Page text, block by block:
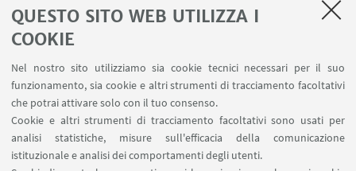
QUESTO SITO WEB UTILIZZA I
COOKIE
Nel nostro sito utilizziamo sia cookie tecnici necessari per il suo
funzionamento, sia cookie e altri strumenti di tracciamento facoltativi
che potrai attivare solo con il tuo consenso.
Cookie e altri strumenti di tracciamento facoltativi sono usati per
analisi statistiche, misure sull'efficacia della comunicazione
istituzionale e analisi dei comportamenti degli utenti.
LINK UTILI
Contatti